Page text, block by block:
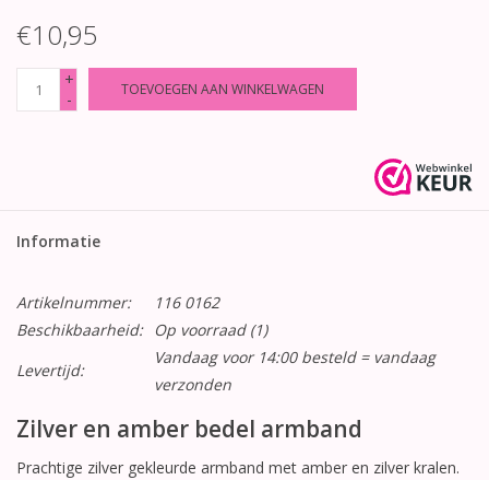
€10,95
+
-
TOEVOEGEN AAN WINKELWAGEN
Informatie
Artikelnummer:
116 0162
Beschikbaarheid:
Op voorraad(1)
Levertijd:
Vandaag voor 14:00 besteld = vandaag
verzonden
Zilver en amber bedel armband
Prachtige zilver gekleurde armband met amber en zilver kralen.